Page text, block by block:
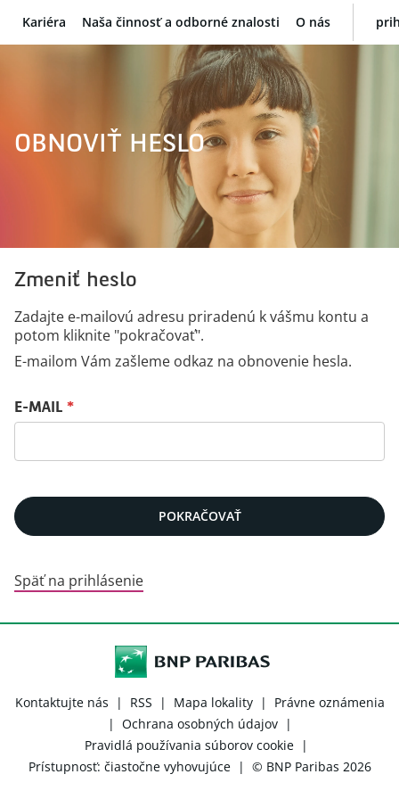
BNP Paribas
Kariéra Naša činnosť a odborné znalosti O nás
OBNOVIŤ HESLO
Zmeniť heslo
Zadajte e-mailovú adresu priradenú k vášmu kontu a
potom kliknite "pokračovať".
E-mailom Vám zašleme odkaz na obnovenie hesla.
Obnovenie hesla pomocou e-mailu
E-MAIL *
POKRAČOVAŤ
Späť na prihlásenie
Kontaktujte nás | RSS | Mapa lokality |
Právne oznámenia
| Ochrana osobných údajov
|
Pravidlá používania súborov cookie
|
Prístupnosť: čiastočne vyhovujúce
| © BNP Paribas 2026